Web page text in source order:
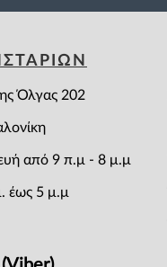
Όλγας 202
από 9 π.μ - 8 μ.μ
έως 5 μ.μ